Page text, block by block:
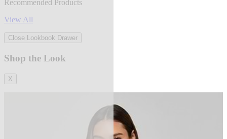
Recommended Products
View All
Close Lookbook Drawer
Shop the Look
X